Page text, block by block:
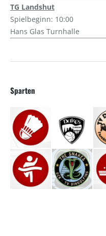
TG Landshut
Spielbeginn: 10:00
Hans Glas Turnhalle
Sparten